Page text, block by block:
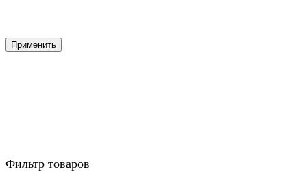
Применить
Фильтр товаров